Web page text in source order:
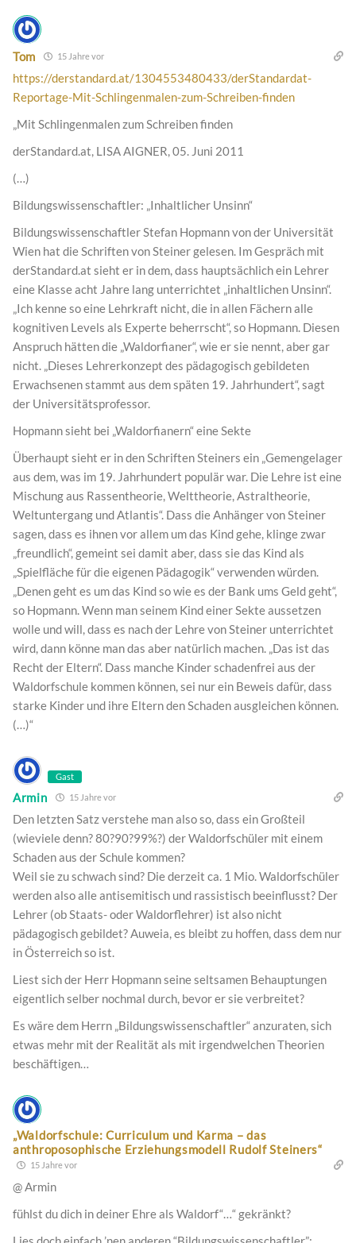
Tom 15 Jahre vor
https://derstandard.at/1304553480433/derStandardat-
Reportage-Mit-Schlingenmalen-zum-Schreiben-finden
„Mit Schlingenmalen zum Schreiben finden
derStandard.at, LISA AIGNER, 05. Juni 2011
(…)
Bildungswissenschaftler: „Inhaltlicher Unsinn“
Bildungswissenschaftler Stefan Hopmann von der Universität
Wien hat die Schriften von Steiner gelesen. Im Gespräch mit
derStandard.at sieht er in dem, dass hauptsächlich ein Lehrer
eine Klasse acht Jahre lang unterrichtet „inhaltlichen Unsinn“.
„Ich kenne so eine Lehrkraft nicht, die in allen Fächern alle
kognitiven Levels als Experte beherrscht“, so Hopmann. Diesen
Anspruch hätten die „Waldorfianer“, wie er sie nennt, aber gar
nicht. „Dieses Lehrerkonzept des pädagogisch gebildeten
Erwachsenen stammt aus dem späten 19. Jahrhundert“, sagt
der Universitätsprofessor.
Hopmann sieht bei „Waldorfianern“ eine Sekte
Überhaupt sieht er in den Schriften Steiners ein „Gemengelager
aus dem, was im 19. Jahrhundert populär war. Die Lehre ist eine
Mischung aus Rassentheorie, Welttheorie, Astraltheorie,
Weltuntergang und Atlantis“. Dass die Anhänger von Steiner
sagen, dass es ihnen vor allem um das Kind gehe, klinge zwar
„freundlich“, gemeint sei damit aber, dass sie das Kind als
„Spielfläche für die eigenen Pädagogik“ verwenden würden.
„Denen geht es um das Kind so wie es der Bank ums Geld geht“,
so Hopmann. Wenn man seinem Kind einer Sekte aussetzen
wolle und will, dass es nach der Lehre von Steiner unterrichtet
wird, dann könne man das aber natürlich machen. „Das ist das
Recht der Eltern“. Dass manche Kinder schadenfrei aus der
Waldorfschule kommen können, sei nur ein Beweis dafür, dass
starke Kinder und ihre Eltern den Schaden ausgleichen können.
(…)“
Gast
Armin 15 Jahre vor
Den letzten Satz verstehe man also so, dass ein Großteil
(wieviele denn? 80?90?99%?) der Waldorfschüler mit einem
Schaden aus der Schule kommen?
Weil sie zu schwach sind? Die derzeit ca. 1 Mio. Waldorfschüler
werden also alle antisemitisch und rassistisch beeinflusst? Der
Lehrer (ob Staats- oder Waldorflehrer) ist also nicht
pädagogisch gebildet? Auweia, es bleibt zu hoffen, dass dem nur
in Österreich so ist.
Liest sich der Herr Hopmann seine seltsamen Behauptungen
eigentlich selber nochmal durch, bevor er sie verbreitet?
Es wäre dem Herrn „Bildungswissenschaftler“ anzuraten, sich
etwas mehr mit der Realität als mit irgendwelchen Theorien
beschäftigen…
„Waldorfschule: Curriculum und Karma – das
anthroposophische Erziehungsmodell Rudolf Steiners“
15 Jahre vor
@ Armin
fühlst du dich in deiner Ehre als Waldorf“…“ gekränkt?